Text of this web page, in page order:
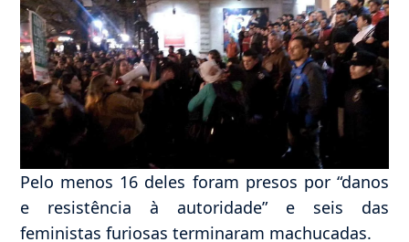
Pelo menos 16 deles foram presos por “danos
e resistência à autoridade” e seis das
feministas furiosas terminaram machucadas.